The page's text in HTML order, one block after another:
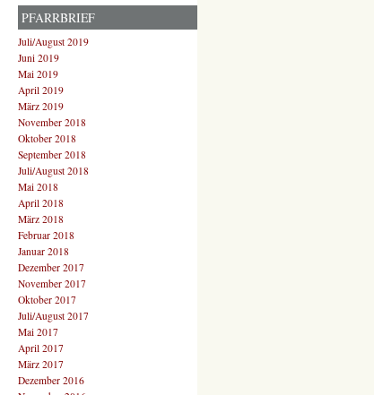
PFARRBRIEF
Juli/August 2019
Juni 2019
Mai 2019
April 2019
März 2019
November 2018
Oktober 2018
September 2018
Juli/August 2018
Mai 2018
April 2018
März 2018
Februar 2018
Januar 2018
Dezember 2017
November 2017
Oktober 2017
Juli/August 2017
Mai 2017
April 2017
März 2017
Dezember 2016